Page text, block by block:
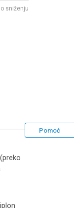
sniženju
Pomoć